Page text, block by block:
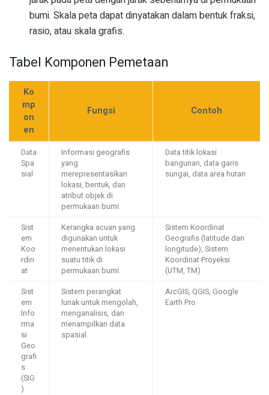
bumi. Skala peta dapat dinyatakan dalam bentuk fraksi,
rasio, atau skala grafis.
Tabel Komponen Pemetaan
Ko
mp
on
en
Fungsi Contoh
Data
Spa
sial
Informasi geografis
yang
merepresentasikan
lokasi, bentuk, dan
atribut objek di
permukaan bumi.
Data titik lokasi
bangunan, data garis
sungai, data area hutan
Sist
em
Koo
rdin
at
Kerangka acuan yang
digunakan untuk
menentukan lokasi
suatu titik di
permukaan bumi.
Sistem Koordinat
Geografis (latitude dan
longitude), Sistem
Koordinat Proyeksi
(UTM, TM)
Sist
em
Info
rma
si
Geo
grafi
s
(SIG
)
Sistem perangkat
lunak untuk mengolah,
menganalisis, dan
menampilkan data
spasial.
ArcGIS, QGIS, Google
Earth Pro